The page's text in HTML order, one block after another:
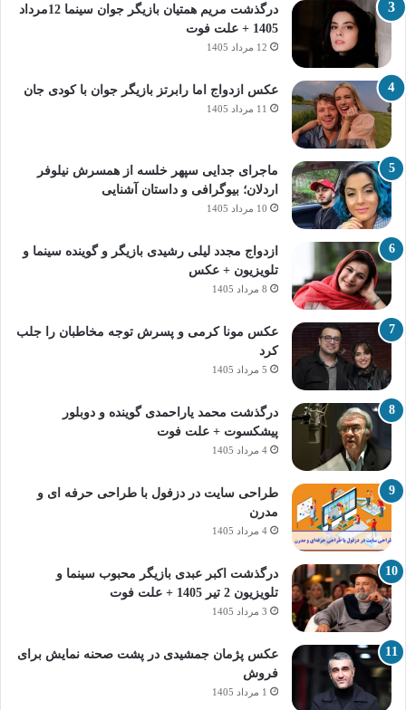
درگذشت مریم همتیان بازیگر جوان سینما 12مرداد
1405 + علت فوت
12 مرداد 1405
عکس ازدواج اما رابرتز بازیگر جوان با کودی جان
11 مرداد 1405
ماجرای جدایی سپهر خلسه از همسرش نیلوفر
اردلان؛ بیوگرافی و داستان آشنایی
10 مرداد 1405
ازدواج مجدد لیلی رشیدی بازیگر و گوینده سینما و
تلویزیون + عکس
8 مرداد 1405
عکس مونا کرمی و پسرش توجه مخاطبان را جلب
کرد
5 مرداد 1405
درگذشت محمد یاراحمدی گوینده و دوبلور
پیشکسوت + علت فوت
4 مرداد 1405
طراحی سایت در دزفول با طراحی حرفه‌ ای و
مدرن
4 مرداد 1405
درگذشت اکبر عبدی بازیگر محبوب سینما و
تلویزیون 2 تیر 1405 + علت فوت
3 مرداد 1405
عکس پژمان جمشیدی در پشت صحنه نمایش برای
فروش
1 مرداد 1405